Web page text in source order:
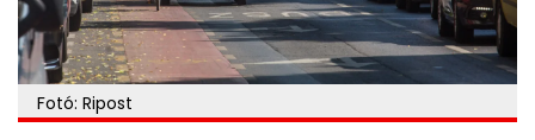
Fotó: Ripost